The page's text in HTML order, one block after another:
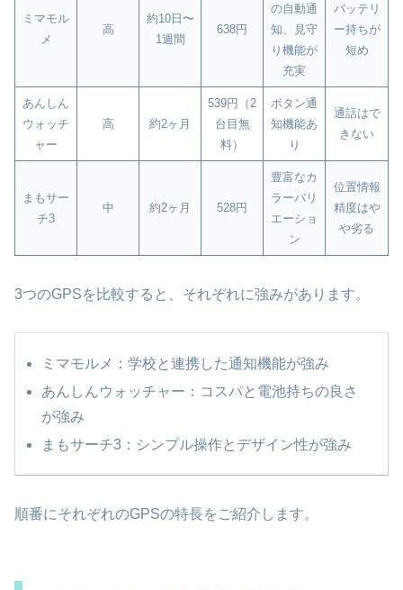
ミマモル
メ
高
約10日〜
1週間
638円
の自動通
知、見守
り機能が
充実
バッテリ
ー持ちが
短め
あんしん
ウォッチ
ャー
高 約2ヶ月
539円（2
台目無
料）
ボタン通
知機能あ
り
通話はで
きない
まもサー
チ3
中 約2ヶ月 528円
豊富なカ
ラーバリ
エーショ
ン
位置情報
精度はや
や劣る
3つのGPSを比較すると、それぞれに強みがあります。
ミマモルメ：学校と連携した通知機能が強み
あんしんウォッチャー：コスパと電池持ちの良さ
が強み
まもサーチ3：シンプル操作とデザイン性が強み
順番にそれぞれのGPSの特長をご紹介します。